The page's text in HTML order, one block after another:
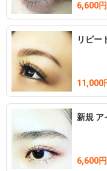
6,600円
リピー
11,000
新規 ア
6,600円